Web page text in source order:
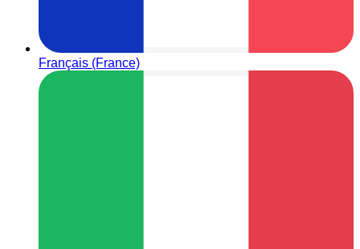
Français (France)